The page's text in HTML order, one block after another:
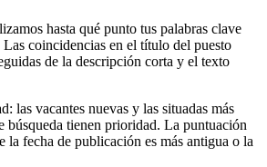
hasta qué punto tus palabras clave
coincidencias en el título del puesto
de la descripción corta y el texto
las vacantes nuevas y las situadas más
búsqueda tienen prioridad. La puntuación
la fecha de publicación es más antigua o la